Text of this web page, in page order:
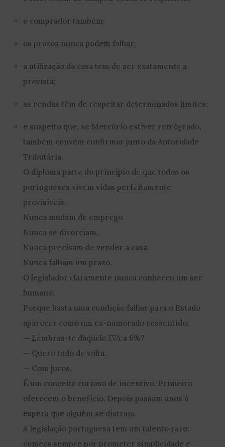
o comprador também;
os prazos nunca podem falhar;
a utilização da casa tem de ser exatamente a
prevista;
as rendas têm de respeitar determinados limites;
e suspeito que, se Mercúrio estiver retrógrado,
também convém confirmar junto da Autoridade
Tributária.
O diploma parte do princípio de que todos os
portugueses vivem vidas perfeitamente
previsíveis.
Nunca mudam de emprego.
Nunca se divorciam.
Nunca precisam de vender a casa.
Nunca falham um prazo.
O legislador claramente nunca conheceu um ser
humano.
Porque basta uma condição falhar para o Estado
aparecer como um ex-namorado ressentido.
— Lembras-te daquele IVA a 6%?
— Quero tudo de volta.
— Com juros.
É um conceito curioso de incentivo. Primeiro
oferecem o benefício. Depois passam anos à
espera que alguém se distraia.
A legislação portuguesa tem um talento raro:
começa sempre por prometer simplicidade e